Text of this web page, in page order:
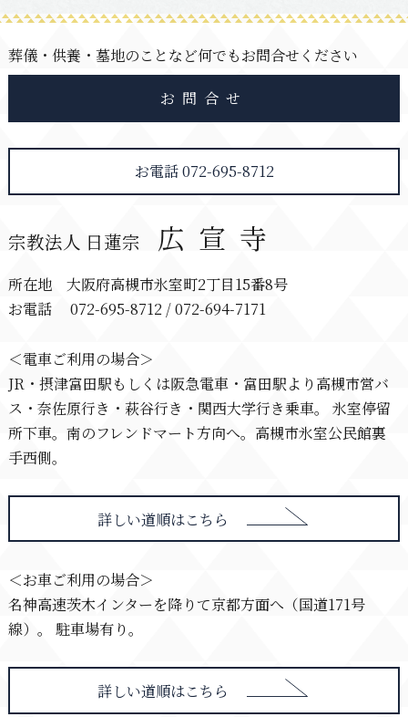
葬儀・供養・墓地のことなど何でもお問合せください
お問合せ
お電話 072-695-8712
宗教法人 日蓮宗 広宣寺
所在地 大阪府高槻市氷室町2丁目15番8号
お電話 072-695-8712 / 072-694-7171
＜電車ご利用の場合＞
JR・摂津富田駅もしくは阪急電車・富田駅より高槻市営バ
ス・奈佐原行き・萩谷行き・関西大学行き乗車。 氷室停留
所下車。南のフレンドマート方向へ。高槻市氷室公民館裏
手西側。
詳しい道順はこちら
＜お車ご利用の場合＞
名神高速茨木インターを降りて京都方面へ（国道171号
線）。 駐車場有り。
詳しい道順はこちら